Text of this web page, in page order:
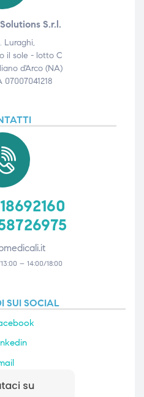
S.r.l.
Luraghi,
il sole - lotto C
d'Arco (NA)
07007041218
– 14:00/18:00
SUI SOCIAL